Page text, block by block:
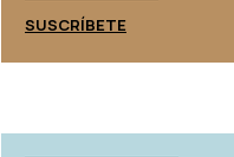
SUSCRÍBETE